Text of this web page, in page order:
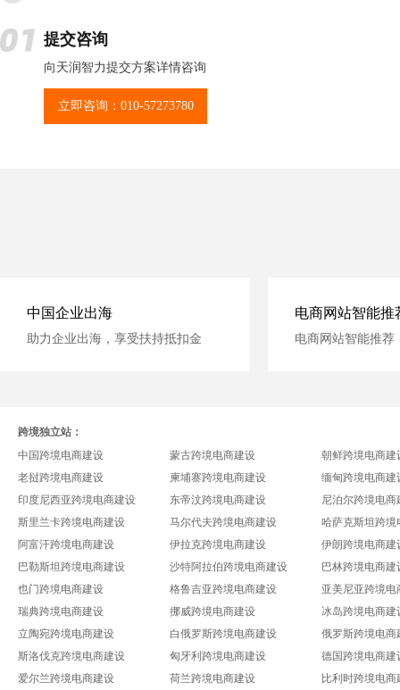
提交咨询
向天润智力提交方案详情咨询
立即咨询：010-57273780
中国企业出海
助力企业出海，享受扶持抵扣金
电商网站智能推
电商网站智能推荐
跨境独立站：
中国跨境电商建设 蒙古跨境电商建设
朝鲜跨境电商建
老挝跨境电商建设
柬埔寨跨境电商建设
缅甸跨境电商建
印度尼西亚跨境电商建设
东帝汶跨境电商建设
尼泊尔跨境电商
斯里兰卡跨境电商建设
马尔代夫跨境电商建设
哈萨克斯坦跨境
阿富汗跨境电商建设
伊拉克跨境电商建设
伊朗跨境电商建
巴勒斯坦跨境电商建设
沙特阿拉伯跨境电商建设
巴林跨境电商建
也门跨境电商建设
格鲁吉亚跨境电商建设
亚美尼亚跨境电
瑞典跨境电商建设
挪威跨境电商建设
冰岛跨境电商建
立陶宛跨境电商建设
白俄罗斯跨境电商建设
俄罗斯跨境电商
斯洛伐克跨境电商建设
匈牙利跨境电商建设
德国跨境电商建
爱尔兰跨境电商建设
荷兰跨境电商建设
比利时跨境电商